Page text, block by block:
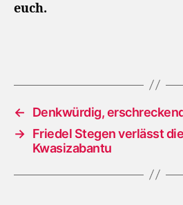
euch.
←
Denkwürdig,
→ Friedel Stegen verlässt
Kwasizabantu